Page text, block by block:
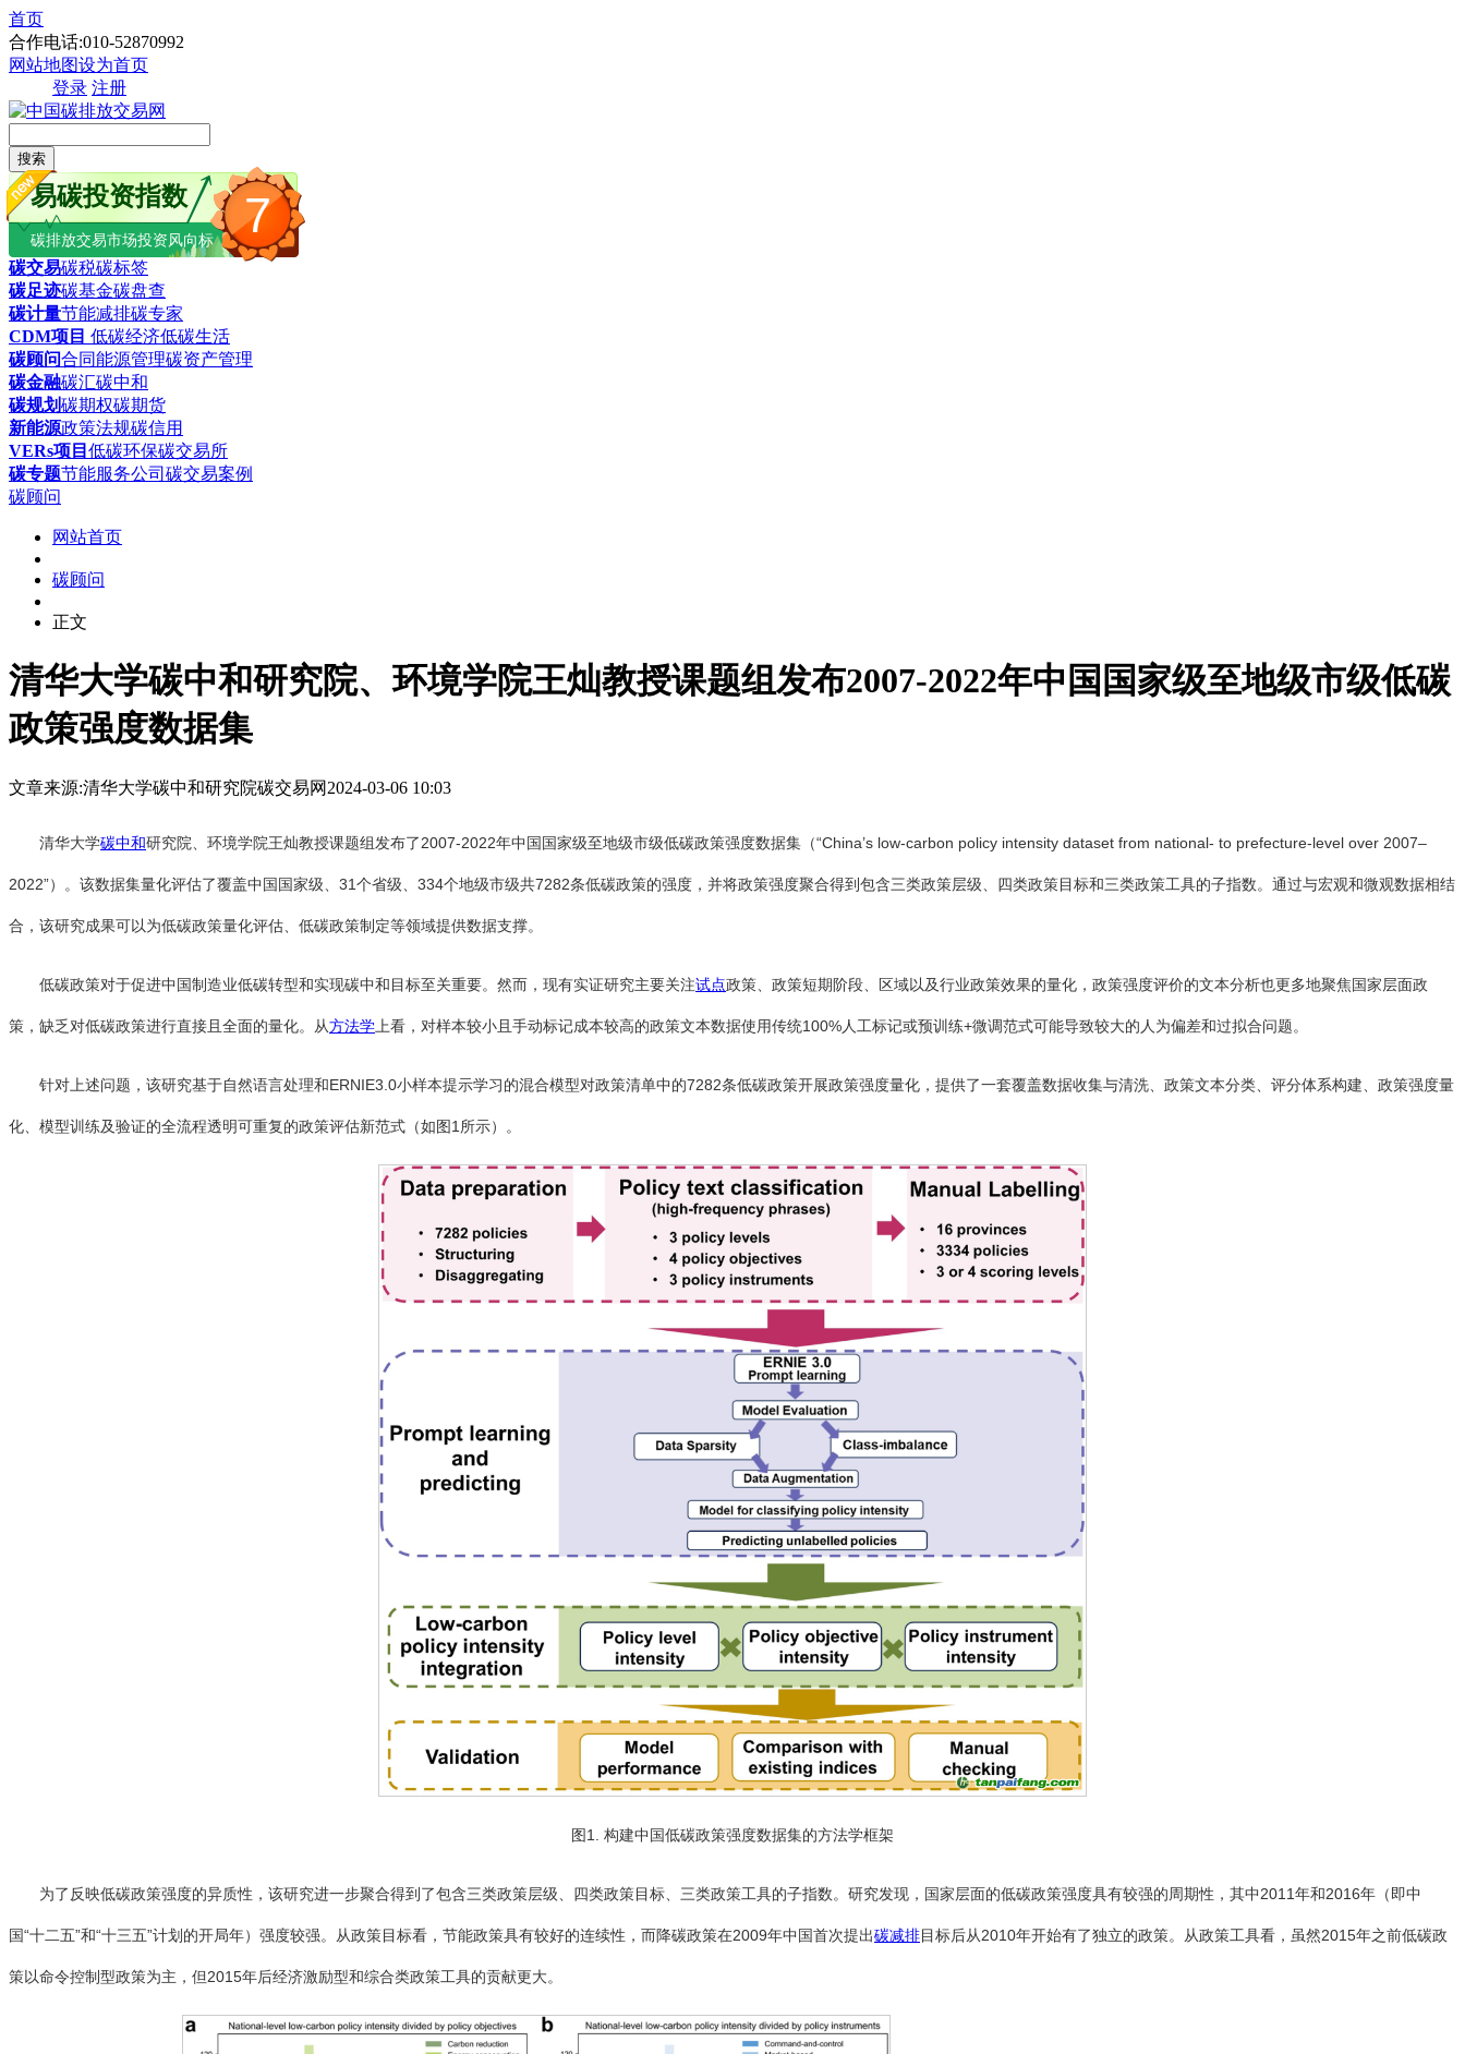
首页
合作电话:010-52870992
网站地图设为首页
登录 注册
搜索
7
易碳投资指数
碳排放交易市场投资风向标
碳交易碳税碳标签
碳足迹碳基金碳盘查
碳计量节能减排碳专家
CDM项目 低碳经济低碳生活
碳顾问合同能源管理碳资产管理
碳金融碳汇碳中和
碳规划碳期权碳期货
新能源政策法规碳信用
VERs项目 低碳环保碳交易所
碳专题节能服务公司 碳交易案例
碳顾问
网站首页
碳顾问
正文
清华大学碳中和研究院、环境学院王灿教授课题组发布2007-2022年中国国家级至地级市级低碳
政策强度数据集
文章来源:清华大学碳中和研究院碳交易网 2024-03-06 10:03
清华大学碳中和研究院、环境学院王灿教授课题组发布了2007-2022年中国国家级至地级市级低碳政策强度数据集（“China’s low-carbon policy intensity dataset from national- to prefecture-level over 2007–
2022”）。该数据集量化评估了覆盖中国国家级、31个省级、334个地级市级共7282条低碳政策的强度，并将政策强度聚合得到包含三类政策层级、四类政策目标和三类政策工具的子指数。通过与宏观和微观数据相结
合，该研究成果可以为低碳政策量化评估、低碳政策制定等领域提供数据支撑。
低碳政策对于促进中国制造业低碳转型和实现碳中和目标至关重要。然而，现有实证研究主要关注试点政策、政策短期阶段、区域以及行业政策效果的量化，政策强度评价的文本分析也更多地聚焦国家层面政
策，缺乏对低碳政策进行直接且全面的量化。从方法学 上看，对样本较小且手动标记成本较高的政策文本数据使用传统100%人工标记或预训练+微调范式可能导致较大的人为偏差和过拟合问题。
针对上述问题，该研究基于自然语言处理和ERNIE3.0小样本提示学习的混合模型对政策清单中的7282条低碳政策开展政策强度量化，提供了一套覆盖数据收集与清洗、政策文本分类、评分体系构建、政策强度量
化、模型训练及验证的全流程透明可重复的政策评估新范式（如图1所示）。
图1. 构建中国低碳政策强度数据集的方法学框架
为了反映低碳政策强度的异质性，该研究进一步聚合得到了包含三类政策层级、四类政策目标、三类政策工具的子指数。研究发现，国家层面的低碳政策强度具有较强的周期性，其中2011年和2016年（即中
国“十二五”和“十三五”计划的开局年）强度较强。从政策目标看，节能政策具有较好的连续性，而降碳政策在2009年中国首次提出碳减排目标后从2010年开始有了独立的政策。从政策工具看，虽然2015年之前低碳政
策以命令控制型政策为主，但2015年后经济激励型和综合类政策工具的贡献更大。